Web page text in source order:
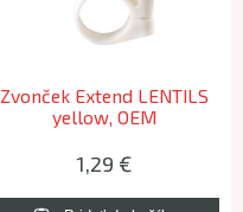
Zvonček Extend LENTILS
yellow, OEM
1,29 €